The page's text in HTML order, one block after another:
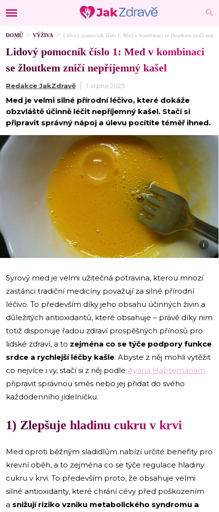
DOMŮ VÝŽIVA Lidový pomocník číslo 1: Med v kombinaci se žloutkem zničí
Lidový pomocník číslo 1: Med v kombinaci
se žloutkem zničí nepříjemný kašel
Redakce JakZdravě 1. srpna 2025
Med je velmi silné přírodní léčivo, které dokáže
obzvláště účinně léčit nepříjemný kašel. Stačí si
připravit správný nápoj a úlevu pocítíte téměř ihned.
i
Syrový med je velmi užitečná potravina, kterou mnozí
zastánci tradiční medicíny považují za silné přírodní
léčivo. To především díky jeho obsahu účinných živin a
důležitých antioxidantů, které obsahuje – právě díky nim
totiž disponuje řadou zdraví prospěšných přínosů pro
lidské zdraví, a to zejména co se týče podpory funkce
srdce a rychlejší léčby kašle. Abyste z něj mohli vytěžit
co nejvíce i vy, stačí si z něj podle Ayana Habtemariam
připravit správnou směs nebo jej přidat do svého
každodenního jídelníčku.
1) Zlepšuje hladinu cukru v krvi
Med oproti běžným sladidlům nabízí určité benefity pro
krevní oběh, a to zejména co se týče regulace hladiny
cukru v krvi. To především proto, že obsahuje velmi
silné antioxidanty, které chrání cévy před poškozením
a snižují riziko vzniku metabolického syndromu a